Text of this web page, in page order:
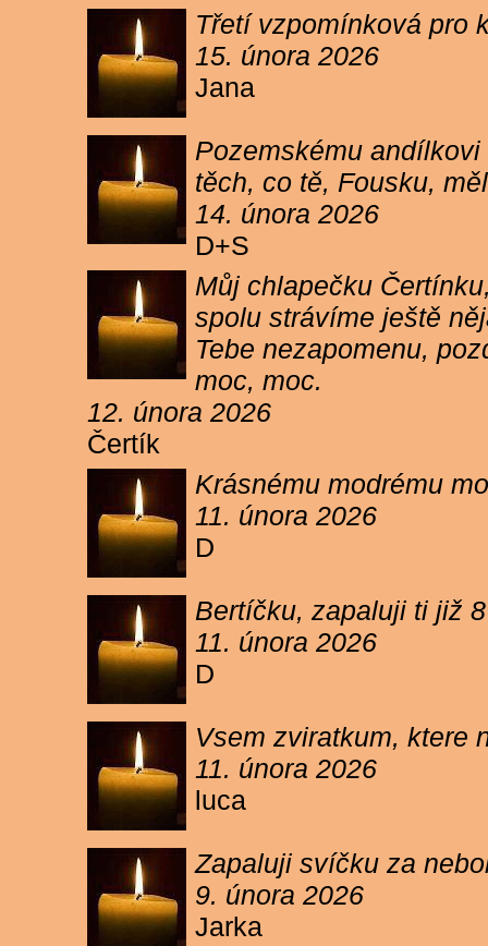
Třetí vzpomínková pro
15. února 2026
Jana
Pozemskému
těch, co tě, Fousku,
14. února 2026
D+S
Můj chlapečku
spolu strávíme ještě
Tebe nezapomenu,
moc, moc.
12. února 2026
Čertík
Krásnému modrému
11. února 2026
D
Bertíčku, zapaluji ti již
11. února 2026
D
Vsem zviratkum, ktere
11. února 2026
luca
Zapaluji svíčku za
9. února 2026
Jarka